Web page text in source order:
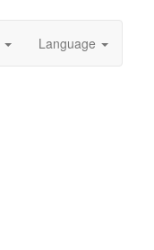
Language